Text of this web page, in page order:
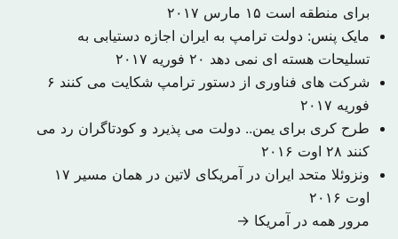
برای منطقه است ۱۵ مارس ۲۰۱۷
مایک پنس: دولت ترامپ به ایران اجازه دستیابی به
تسلیحات هسته ای نمی دهد ۲۰ فوریه ۲۰۱۷
شرکت های فناوری از دستور ترامپ شکایت می کنند ۶
فوریه ۲۰۱۷
طرح کری برای یمن.. دولت می پذیرد و کودتاگران رد می
کنند ۲۸ اوت ۲۰۱۶
ونزوئلا متحد ایران در آمریکای لاتین در همان مسیر ۱۷
اوت ۲۰۱۶
مرور همه در آمریکا →